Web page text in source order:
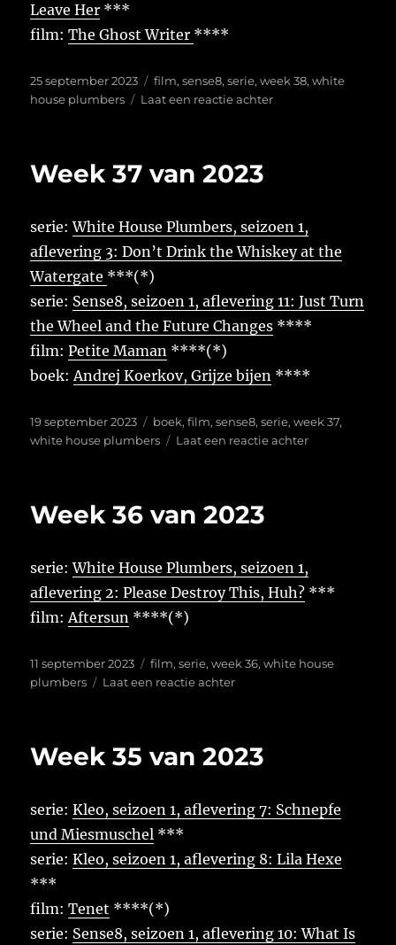
Leave Her ***
film:The Ghost Writer ****
Geplaatst
op
25 september 2023 Tags
film,sense8,serie,week 38,white
house plumbers
Laat een reactie achterop
Week 37 van 2023
serie:White House Plumbers, seizoen 1,
aflevering 3: Don’t Drink the Whiskey at the
Watergate ***(*)
serie: Sense8, seizoen 1, aflevering 11: Just Turn
the Wheel and the Future Changes ****
film:Petite Maman ****(*)
boek:Andrej Koerkov, Grijze bijen ****
Geplaatst
op
19 september 2023 Tags
boek,film,sense8,serie,week 37,
white house plumbers
Laat een reactie achterop
Week 36 van 2023
serie:White House Plumbers, seizoen 1,
aflevering 2: Please Destroy This, Huh? ***
film:Aftersun ****(*)
Geplaatst
op
11 september 2023 Tags
film,serie,week 36,white house
plumbers
Laat een reactie achterop
2023
Week 35 van 2023
serie:Kleo, seizoen 1, aflevering 7: Schnepfe
und Miesmuschel ***
serie:Kleo, seizoen 1, aflevering 8: Lila Hexe
***
film:Tenet ****(*)
serie: Sense8, seizoen 1, aflevering 10: What Is